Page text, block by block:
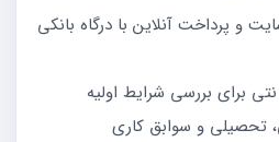
و پرداخت آنلاین با درگاه بانکی
برای بررسی شرایط اولیه
تحصیلی و سوابق کاری